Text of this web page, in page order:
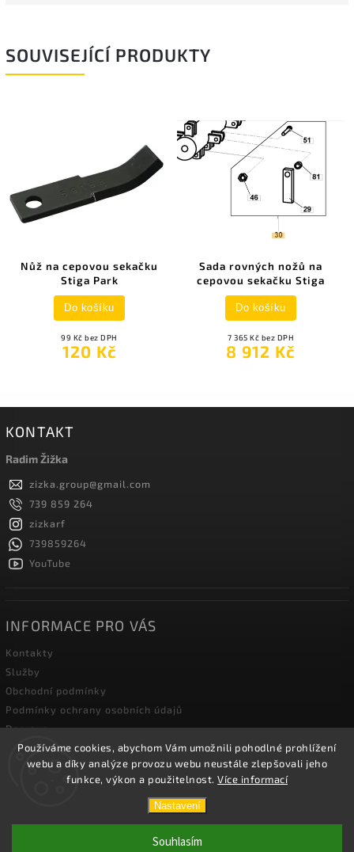
Používáme cookies, abychom Vám umožnili pohodlné prohlížení
webu a díky analýze provozu webu neustále zlepšovali jeho
funkce, výkon a použitelnost. Více informací
Nastavení
Souhlasím
SOUVISEJÍCÍ PRODUKTY
Nůž na cepovou sekačku
Stiga Park
99 Kč bez DPH
120 Kč
Do košíku
Sada rovných nožů na
cepovou sekačku Stiga
7 365 Kč bez DPH
8 912 Kč
Do košíku
KONTAKT
Radim Žižka
zizka.group@gmail.com
739 859 264
zizkarf
739859264
YouTube
INFORMACE PRO VÁS
Kontakty
Služby
Obchodní podmínky
Podmínky ochrany osobních údajů
Doprava
Blog zahradní techniky
Žižka R&F s.r.o.. Všechna práva vyhrazena.
Shoptet